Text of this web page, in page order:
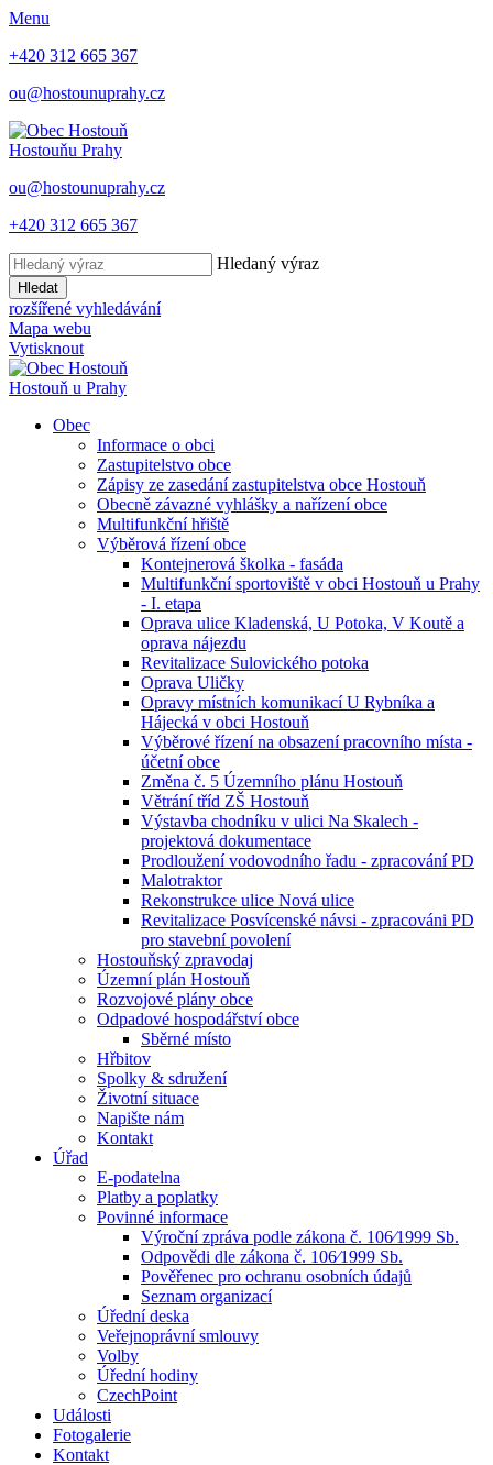
Menu
+420 312 665 367
ou@hostounuprahy.cz
Hostouňu Prahy
ou@hostounuprahy.cz
+420 312 665 367
Hledaný výraz
Hledat
rozšířené vyhledávání
Mapa webu
Vytisknout
Hostouň u Prahy
Obec
Informace o obci
Zastupitelstvo obce
Zápisy ze zasedání zastupitelstva obce Hostouň
Obecně závazné vyhlášky a nařízení obce
Multifunkční hřiště
Výběrová řízení obce
Kontejnerová školka - fasáda
Multifunkční sportoviště v obci Hostouň u Prahy
- I. etapa
Oprava ulice Kladenská, U Potoka, V Koutě a
oprava nájezdu
Revitalizace Sulovického potoka
Oprava Uličky
Opravy místních komunikací U Rybníka a
Hájecká v obci Hostouň
Výběrové řízení na obsazení pracovního místa -
účetní obce
Změna č. 5 Územního plánu Hostouň
Větrání tříd ZŠ Hostouň
Výstavba chodníku v ulici Na Skalech -
projektová dokumentace
Prodloužení vodovodního řadu - zpracování PD
Malotraktor
Rekonstrukce ulice Nová ulice
Revitalizace Posvícenské návsi - zpracováni PD
pro stavební povolení
Hostouňský zpravodaj
Územní plán Hostouň
Rozvojové plány obce
Odpadové hospodářství obce
Sběrné místo
Hřbitov
Spolky & sdružení
Životní situace
Napište nám
Kontakt
Úřad
E-podatelna
Platby a poplatky
Povinné informace
Výroční zpráva podle zákona č. 106⁄1999 Sb.
Odpovědi dle zákona č. 106⁄1999 Sb.
Pověřenec pro ochranu osobních údajů
Seznam organizací
Úřední deska
Veřejnoprávní smlouvy
Volby
Úřední hodiny
CzechPoint
Události
Fotogalerie
Kontakt